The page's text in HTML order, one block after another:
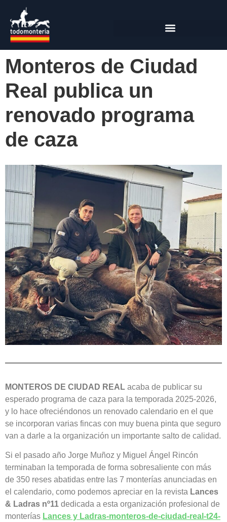
Monteros de Ciudad
Real publica un
renovado programa
de caza
MONTEROS DE CIUDAD REAL acaba de publicar su
esperado programa de caza para la temporada 2025-2026,
y lo hace ofreciéndonos un renovado calendario en el que
se incorporan varias fincas con muy buena pinta que seguro
van a darle a la organización un importante salto de calidad.
Si el pasado año Jorge Muñoz y Miguel Ángel Rincón
terminaban la temporada de forma sobresaliente con más
de 350 reses abatidas entre las 7 monterías anunciadas en
el calendario, como podemos apreciar en la revista Lances
& Ladras nº11 dedicada a esta organización profesional de
monterías Lances y Ladras-monteros-de-ciudad-real-t24-